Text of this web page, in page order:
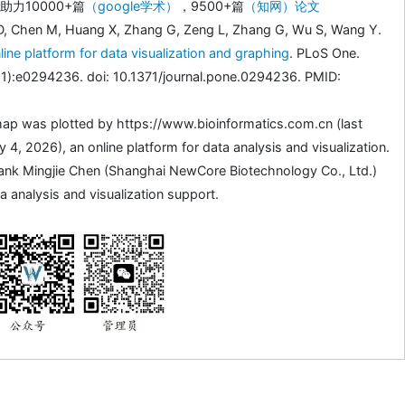
力10000+篇（google学术） ，9500+篇（知网）论文
Chen M, Huang X, Zhang G, Zeng L, Zhang G, Wu S, Wang Y.
platform for data visualization and graphing. PLoS One.
doi: 10.1371/journal.pone.0294236. PMID:
was plotted by https://www.bioinformatics.com.cn (last
4, 2026), an online platform for data analysis and visualization.
Mingjie Chen (Shanghai NewCore Biotechnology Co., Ltd.)
analysis and visualization support.